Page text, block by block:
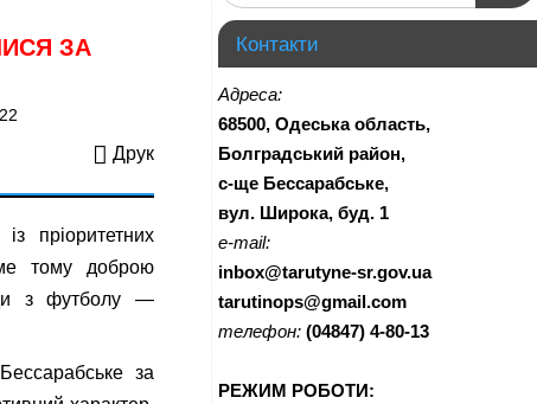
ЗА
22
Друк
пріоритетних
тому доброю
з футболу —
за
Контакти
Адреса:
68500, Одеська область,
Болградський район,
с-ще Бессарабське,
вул. Широка, буд. 1
e-mail:
inbox@tarutyne-sr.gov.ua
tarutinops@gmail.com
телефон: (04847) 4-80-13
РЕЖИМ РОБОТИ: